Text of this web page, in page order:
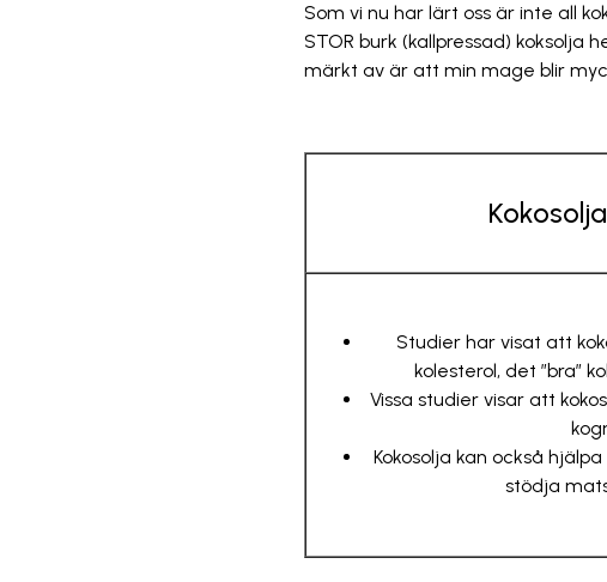
Som vi nu har lärt oss är inte all
STOR burk (kallpressad)
märkt av är att min mage blir
Studier har visat att
kolesterol, det ”bra”
Vissa studier visar att
Kokosolja kan också
stödja